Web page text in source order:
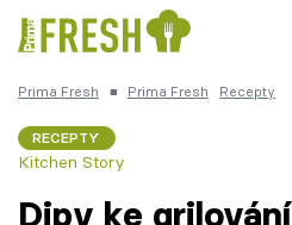
Česká kuchyně
Prima Fresh ■ Prima Fresh Recepty
RECEPTY
Kitchen Story
Dipy ke grilování